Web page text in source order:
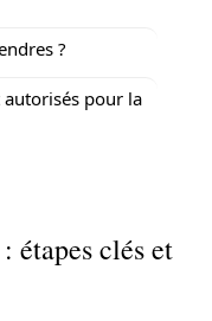
?
autorisés pour la
étapes clés et